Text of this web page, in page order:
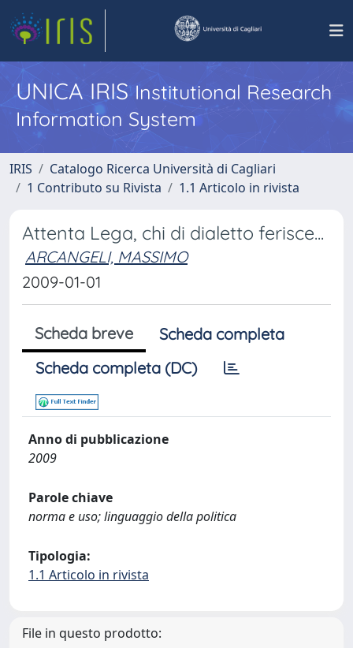
UNICA IRISInstitutional Research
Information System
IRIS
Catalogo Ricerca Università di Cagliari
1 Contributo su Rivista
1.1 Articolo in rivista
Attenta Lega, chi di dialetto ferisce...
ARCANGELI, MASSIMO
2009-01-01
Scheda breve
Scheda completa
Scheda completa (DC)
Anno di pubblicazione
2009
Parole chiave
norma e uso; linguaggio della politica
Tipologia:
1.1 Articolo in rivista
File in questo prodotto: